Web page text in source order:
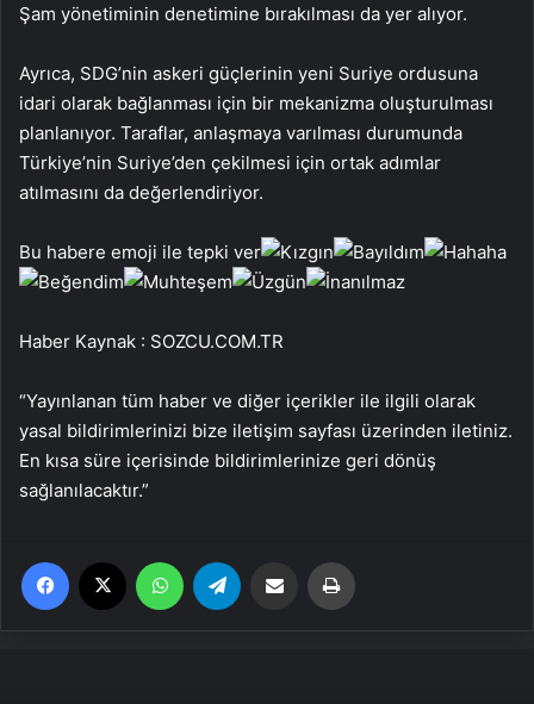
Şam yönetiminin denetimine bırakılması da yer alıyor.
Ayrıca, SDG’nin askeri güçlerinin yeni Suriye ordusuna
idari olarak bağlanması için bir mekanizma oluşturulması
planlanıyor. Taraflar, anlaşmaya varılması durumunda
Türkiye’nin Suriye’den çekilmesi için ortak adımlar
atılmasını da değerlendiriyor.
Bu habere emoji ile tepki ver
Haber Kaynak : SOZCU.COM.TR
“Yayınlanan tüm haber ve diğer içerikler ile ilgili olarak
yasal bildirimlerinizi bize iletişim sayfası üzerinden iletiniz.
En kısa süre içerisinde bildirimlerinize geri dönüş
sağlanılacaktır.”
Facebook WhatsApp Email'den paylaş